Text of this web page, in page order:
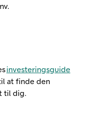
investeringsguide
at finde den
til dig.